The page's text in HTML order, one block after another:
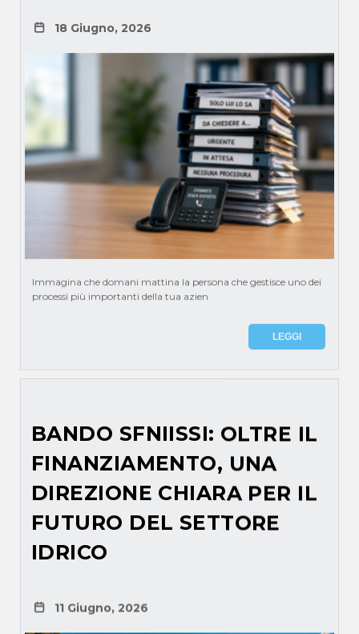
18 Giugno, 2026
Immagina che domani mattina la persona che gestisce uno dei
processi più importanti della tua azien
LEGGI
BANDO SFNIISSI: OLTRE IL
FINANZIAMENTO, UNA
DIREZIONE CHIARA PER IL
FUTURO DEL SETTORE
IDRICO
11 Giugno, 2026